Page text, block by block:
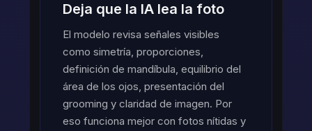
Deja que la IA lea la foto
El modelo revisa señales visibles
como simetría, proporciones,
definición de mandíbula, equilibrio del
área de los ojos, presentación del
grooming y claridad de imagen. Por
eso funciona mejor con fotos nítidas y